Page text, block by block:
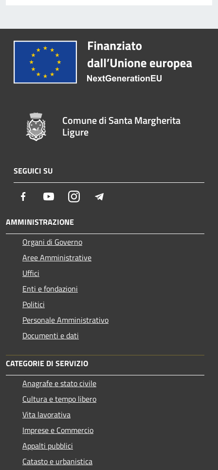
Comune di Santa Margherita
Ligure
SEGUICI SU
Facebook YoutubeInstagram
AMMINISTRAZIONE
Organi di Governo
Aree Amministrative
Uffici
Enti e fondazioni
Politici
Personale Amministrativo
Documenti e dati
CATEGORIE DI SERVIZIO
Anagrafe e stato civile
Cultura e tempo libero
Vita lavorativa
Imprese e Commercio
Appalti pubblici
Catasto e urbanistica